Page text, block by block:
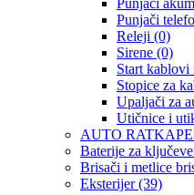
Punjači
Releji (0)
Sirene (0)
Start kablovi
Stopice za
Upaljači za
Utičnice i
AUTO RATKAPE
Baterije za
Brisači i metlice
Eksterijer(39)